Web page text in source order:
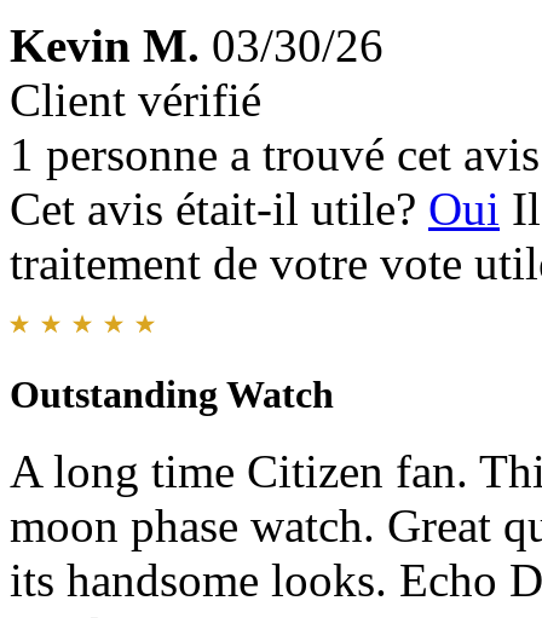
Kevin M. 03/30/26
Client vérifié
1 personne a trouvé cet
Cet avis était-il utile? Oui
traitement de votre vote
Outstanding Watch
A long time Citizen fan.
moon phase watch. Great
its handsome looks. Echo